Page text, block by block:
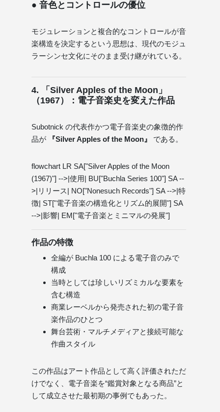
● 音色とコントロールの優位
モジュレーションと複合的なコントロールが音
楽構造を決定するという思想は、現代のモジュ
ラーシンセ文化にそのまま受け継がれている。
4. 「Silver Apples of the Moon」
（1967）：電子音楽史を変えた作品
Subotnick の代表作かつ電子音楽史の象徴的作
品が
『Silver Apples of the Moon』 である。
flowchart LR SA["Silver Apples of the Moon
(1967)"] -->|使用| BU["Buchla Series 100"] SA --
>|リリース| NO["Nonesuch Records"] SA -->|特
徴| ST["電子音楽の構造化とリズム的展開"] SA
-->|影響| EM["電子音楽とミニマルの発展"]
作品の特徴
全編が Buchla 100 による電子音のみで
構成
当時としては珍しいリズミカルな要素を
含む構造
商業レーベルから発売された初の電子音
楽作品のひとつ
舞台芸術・マルチメディアと接続可能な
作曲スタイル
この作品はアート作品として高く評価されただ
けでなく、電子音楽を“鑑賞対象となる商品”と
して成立させた最初期の事例でもあった。